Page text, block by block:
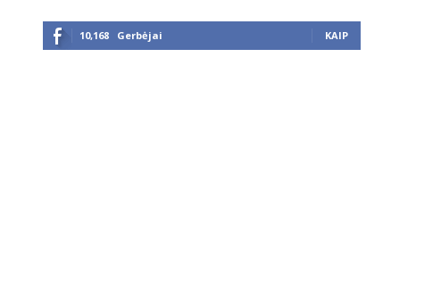
10,168 Gerbėjai KAIP